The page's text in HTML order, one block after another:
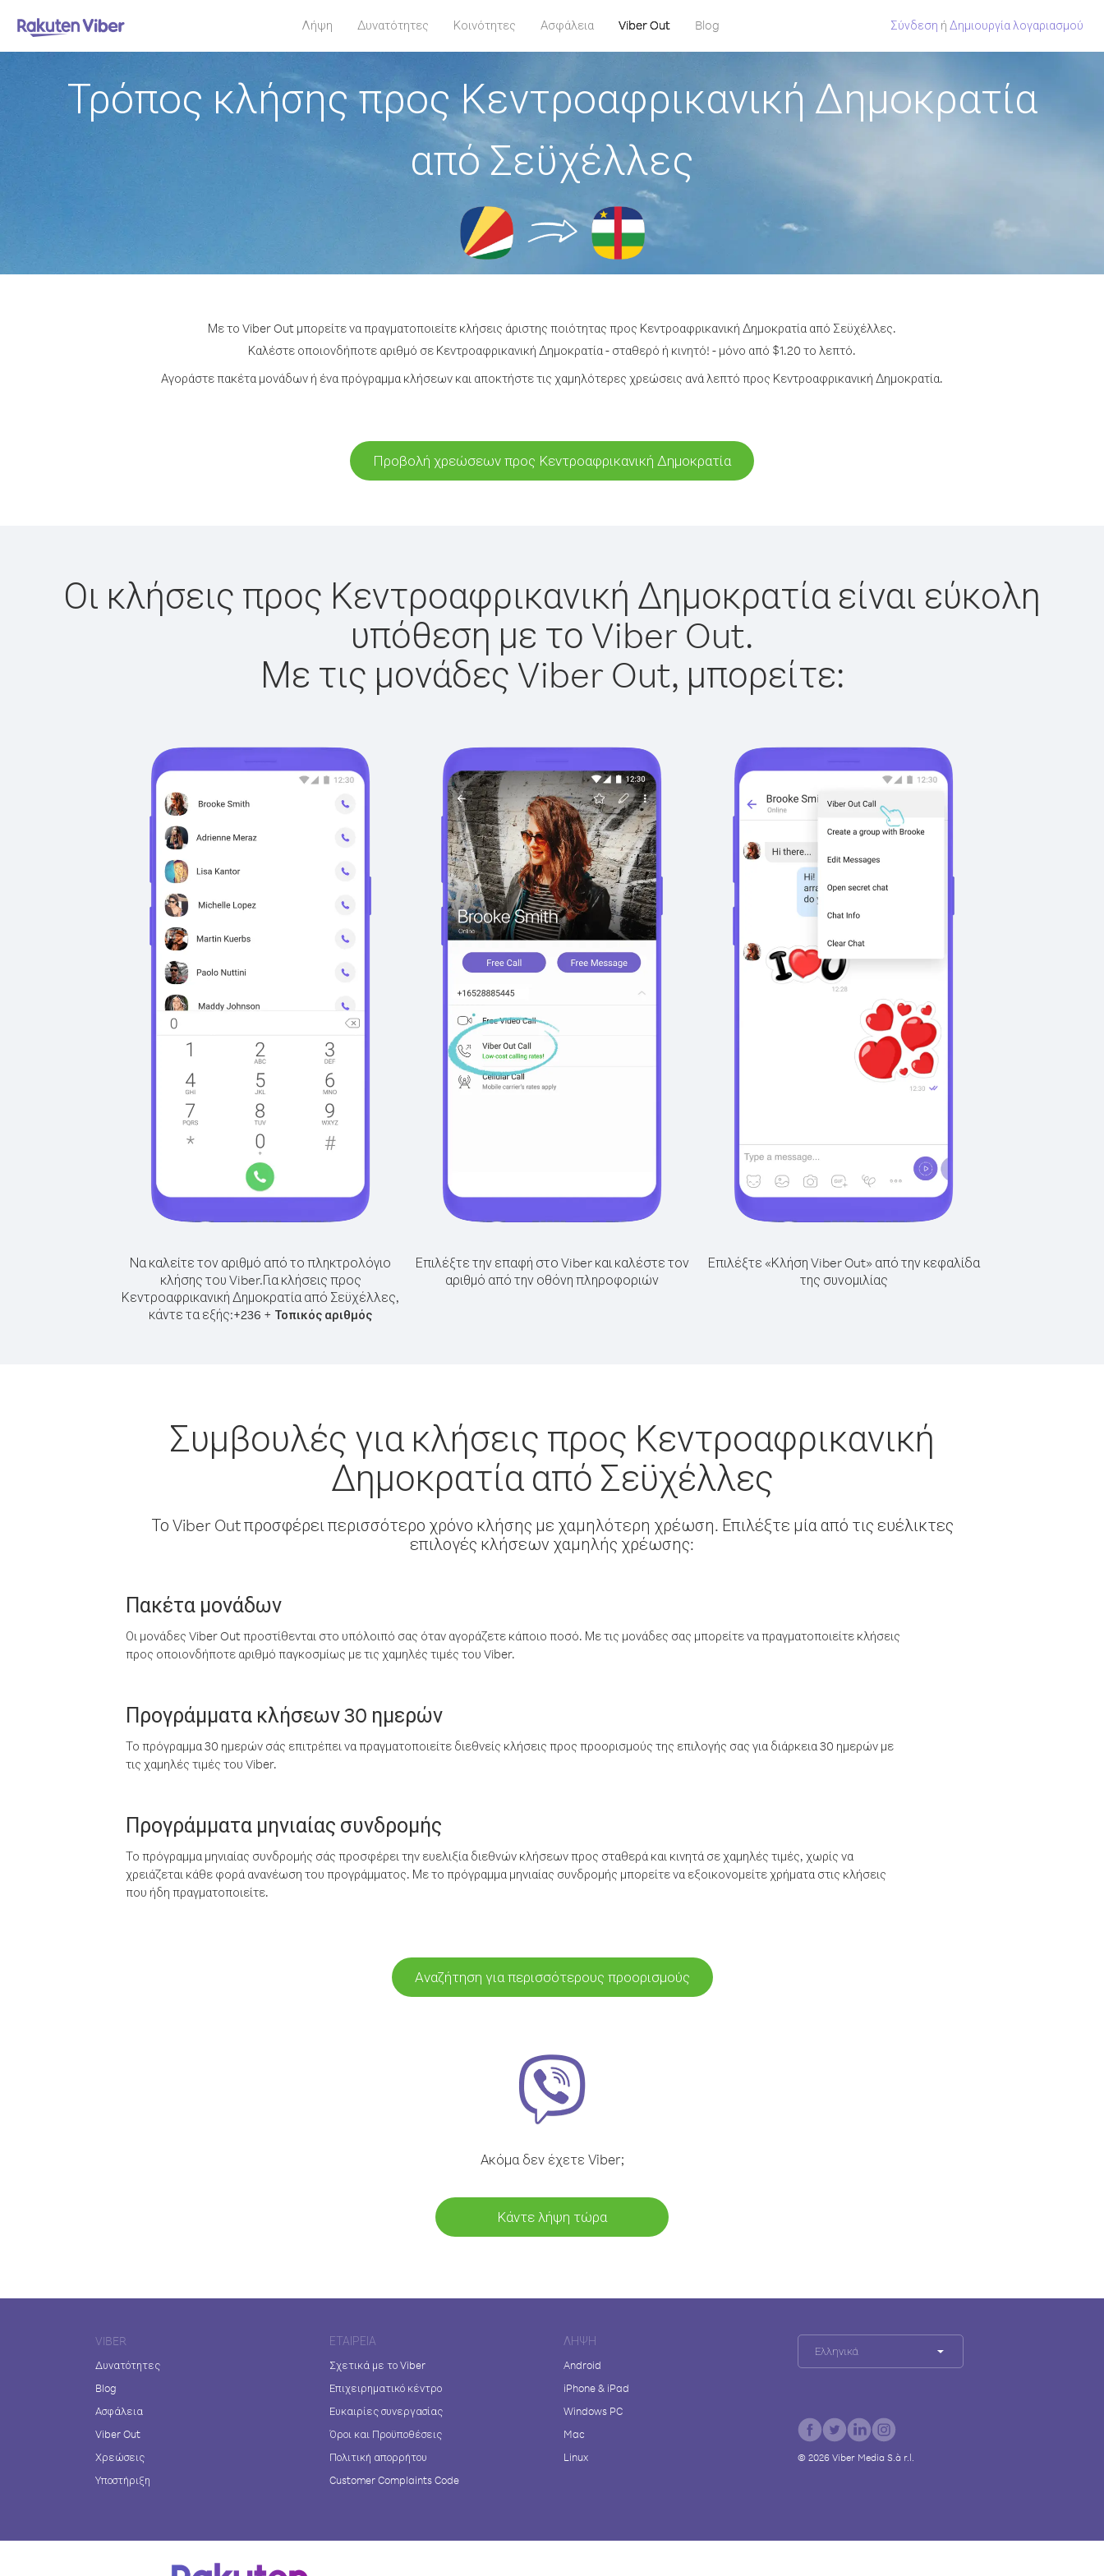
Λήψη Δυνατότητες Κοινότητες Ασφάλεια Viber Out Blog Σύνδεση ή Δημιουργία λογαριασμού
Τρόπος κλήσης προς Κεντροαφρικανική Δημοκρατία
από Σεϋχέλλες
Με το Viber Out μπορείτε να πραγματοποιείτε κλήσεις άριστης ποιότητας προς Κεντροαφρικανική Δημοκρατία από Σεϋχέλλες.
Καλέστε οποιονδήποτε αριθμό σε Κεντροαφρικανική Δημοκρατία - σταθερό ή κινητό! - μόνο από $1.20 το λεπτό.
Αγοράστε πακέτα μονάδων ή ένα πρόγραμμα κλήσεων και αποκτήστε τις χαμηλότερες χρεώσεις ανά λεπτό προς Κεντροαφρικανική Δημοκρατία.
Προβολή χρεώσεων προς Κεντροαφρικανική Δημοκρατία
Οι κλήσεις προς Κεντροαφρικανική Δημοκρατία είναι εύκολη
υπόθεση με το Viber Out.
Με τις μονάδες Viber Out, μπορείτε:
Να καλείτε τον αριθμό από το πληκτρολόγιο
κλήσης του Viber.Για κλήσεις προς
Κεντροαφρικανική Δημοκρατία από Σεϋχέλλες,
κάντε τα εξής:+236 + Τοπικός αριθμός
Επιλέξτε την επαφή στο Viber και καλέστε τον
αριθμό από την οθόνη πληροφοριών
Επιλέξτε «Κλήση Viber Out» από την κεφαλίδα
της συνομιλίας
Συμβουλές για κλήσεις προς Κεντροαφρικανική
Δημοκρατία από Σεϋχέλλες
Το Viber Out προσφέρει περισσότερο χρόνο κλήσης με χαμηλότερη χρέωση. Επιλέξτε μία από τις ευέλικτες
επιλογές κλήσεων χαμηλής χρέωσης:
Πακέτα μονάδων
Οι μονάδες Viber Out προστίθενται στο υπόλοιπό σας όταν αγοράζετε κάποιο ποσό. Με τις μονάδες σας μπορείτε να πραγματοποιείτε κλήσεις
προς οποιονδήποτε αριθμό παγκοσμίως με τις χαμηλές τιμές του Viber.
Προγράμματα κλήσεων 30 ημερών
Το πρόγραμμα 30 ημερών σάς επιτρέπει να πραγματοποιείτε διεθνείς κλήσεις προς προορισμούς της επιλογής σας για διάρκεια 30 ημερών με
τις χαμηλές τιμές του Viber.
Προγράμματα μηνιαίας συνδρομής
Το πρόγραμμα μηνιαίας συνδρομής σάς προσφέρει την ευελιξία διεθνών κλήσεων προς σταθερά και κινητά σε χαμηλές τιμές, χωρίς να
χρειάζεται κάθε φορά ανανέωση του προγράμματος. Με το πρόγραμμα μηνιαίας συνδρομής μπορείτε να εξοικονομείτε χρήματα στις κλήσεις
που ήδη πραγματοποιείτε.
Αναζήτηση για περισσότερους προορισμούς
Ακόμα δεν έχετε Viber;
Κάντε λήψη τώρα
VIBER
Δυνατότητες
Blog
Ασφάλεια
Viber Out
Χρεώσεις
Υποστήριξη
ΕΤΑΙΡΕΊΑ
Σχετικά με το Viber
Επιχειρηματικό κέντρο
Ευκαιρίες συνεργασίας
Όροι και Προϋποθέσεις
Πολιτική απορρήτου
Customer Complaints Code
ΛΉΨΗ
Android
iPhone & iPad
Windows PC
Mac
Linux
Ελληνικά
© 2026 Viber Media S.à r.l.